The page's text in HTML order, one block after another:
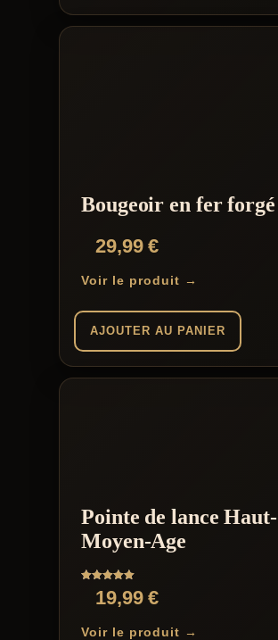
Bougeoir en fer forgé
29,99€
Voir le produit →
AJOUTER AU PANIER
Pointe de lance Haut-
Moyen-Age
Note19,99€
Voir le produit →